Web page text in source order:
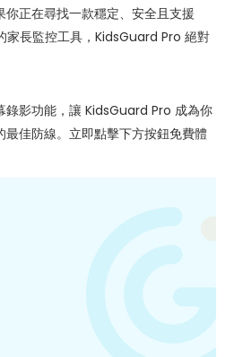
正在尋找一款穩定、安全且支援
長監控工具，KidsGuard Pro 絕對
錄影功能，讓 KidsGuard Pro 成為你
佳防線。立即點擊下方按鈕免費體